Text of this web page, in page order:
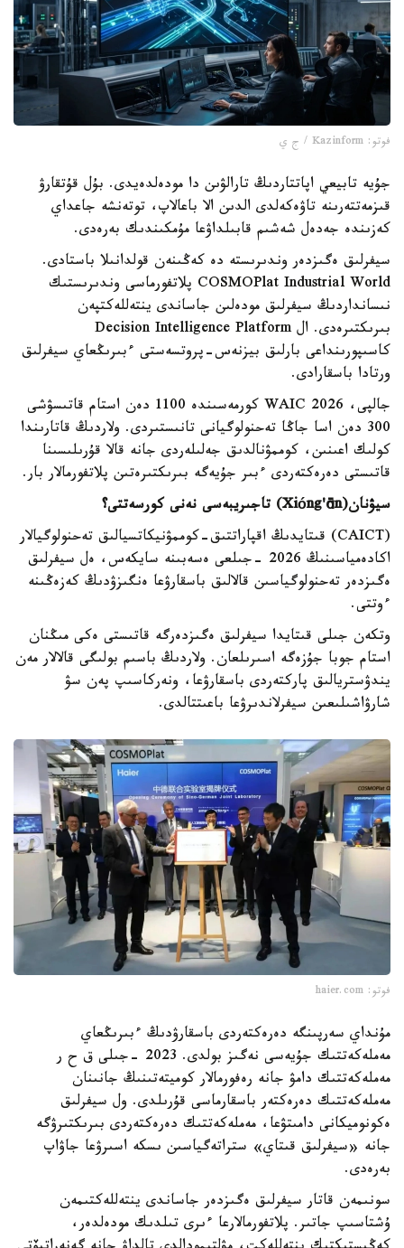
فوتو: Kazinform / ج ي
جۇيە تابيعي اپاتتاردىڭ تارالۋىن دا مودەلدەيدى. بۇل قۇتقارۋ
قىزمەتتەرىنە تاۋەكەلدى الدىن الا باعالاپ، توتەنشە جاعداي
كەزىندە جەدەل شەشىم قابىلداۋعا مۇمكىندىك بەرەدى.
سيفرلىق ەگىزدەر وندىرىستە دە كەڭىنەن قولدانىلا باستادى.
COSMOPlat Industrial World پلاتفورماسى وندىرىستىك
نىسانداردىڭ سيفرلىق مودەلىن جاساندى ينتەللەكتپەن
بىرىكتىرەدى. ال Decision Intelligence Platform
كاسىپورىنداعى بارلىق بيزنەس-پروتسەستى ءبىرىڭعاي سيفرلىق
ورتادا باسقارادى.
جالپى، WAIC 2026 كورمەسىندە 1100 دەن استام قاتىسۋشى
300 دەن اسا جاڭا تەحنولوگيانى تانىستىردى. ولاردىڭ قاتارىندا
كولىك اعىنىن، كوممۋنالدىق جەلىلەردى جانە قالا قۇرىلىسىنا
قاتىستى دەرەكتەردى ءبىر جۇيەگە بىرىكتىرەتىن پلاتفورمالار بار.
سيۋنان(
Xióng'ān
) تاجىريبەسى نەنى كورسەتتى؟
(CAICT) قىتايدىڭ اقپاراتتىق-كوممۋنيكاتسيالىق تەحنولوگيالار
اكادەمياسىنىڭ 2026 -جىلعى ەسەبىنە سايكەس، ەل سيفرلىق
ەگىزدەر تەحنولوگياسىن قالالىق باسقارۋعا ەنگىزۋدىڭ كەزەڭىنە
ءوتتى.
وتكەن جىلى قىتايدا سيفرلىق ەگىزدەرگە قاتىستى ەكى مىڭنان
استام جوبا جۇزەگە اسىرىلعان. ولاردىڭ باسىم بولىگى قالالار مەن
يندۋستريالىق پاركتەردى باسقارۋعا، ونەركاسىپ پەن سۋ
شارۋاشىلىعىن سيفرلاندىرۋعا باعىتتالدى.
فوتو: haier.com
مۇنداي سەرپىنگە دەرەكتەردى باسقارۋدىڭ ءبىرىڭعاي
مەملەكەتتىك جۇيەسى نەگىز بولدى. 2023 -جىلى ق ح ر
مەملەكەتتىك دامۋ جانە رەفورمالار كوميتەتىنىڭ جانىنان
مەملەكەتتىك دەرەكتەر باسقارماسى قۇرىلدى. ول سيفرلىق
ەكونوميكانى دامىتۋعا، مەملەكەتتىك دەرەكتەردى بىرىكتىرۋگە
جانە «سيفرلىق قىتاي» ستراتەگياسىن ىسكە اسىرۋعا جاۋاپ
بەرەدى.
سونىمەن قاتار سيفرلىق ەگىزدەر جاساندى ينتەللەكتىمەن
ۇشتاسىپ جاتىر. پلاتفورمالارعا ءىرى تىلدىك مودەلدەر،